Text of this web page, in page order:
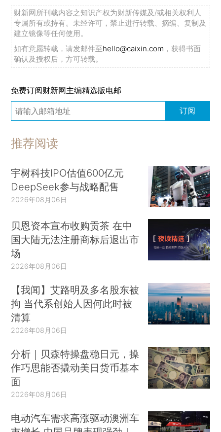
财新网所刊载内容之知识产权为财新传媒及/或相关权利人
专属所有或持有。未经许可，禁止进行转载、摘编、复制及
建立镜像等任何使用。
如有意愿转载，请发邮件至hello@caixin.com ，获得书面
确认及授权后，方可转载。
免费订阅财新网主编精选版电邮
订阅
推荐阅读
宇树科技IPO估值600亿元
DeepSeek参与战略配售
2026年08月06日
贝恩资本宣布收购贡茶 在中
国大陆无法注册商标后退出市
场
2026年08月06日
【我闻】艾路明及多名股东被
拘 当代系创始人因何此时被
清算
2026年08月06日
分析｜贝森特操盘稳日元，操
作巧思能否撬动美日货币基本
面
2026年08月06日
电动汽车需求高涨驱动澳洲车